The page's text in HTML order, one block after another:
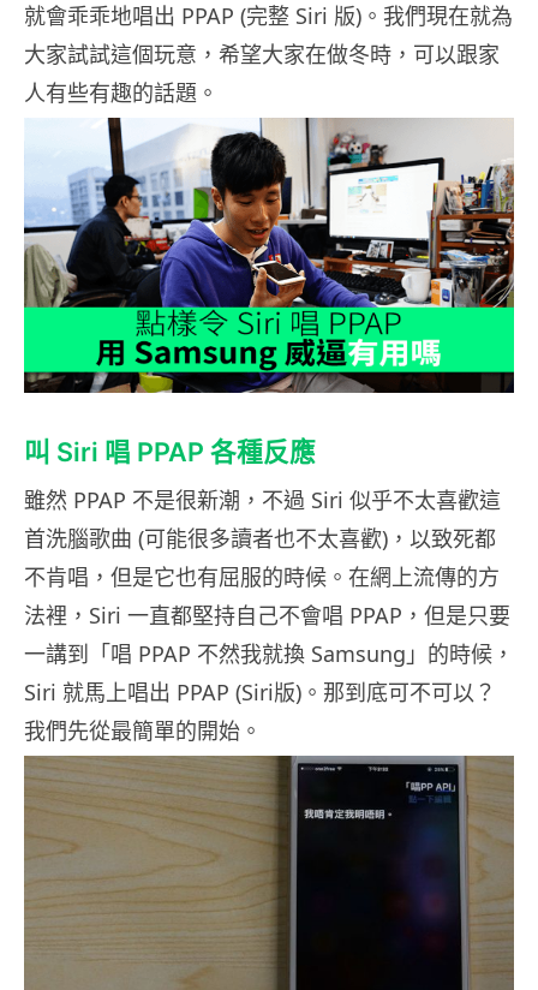
就會乖乖地唱出 PPAP (完整 Siri 版)。我們現在就為
大家試試這個玩意，希望大家在做冬時，可以跟家
人有些有趣的話題。
叫 Siri 唱 PPAP 各種反應
雖然 PPAP 不是很新潮，不過 Siri 似乎不太喜歡這
首洗腦歌曲 (可能很多讀者也不太喜歡)，以致死都
不肯唱，但是它也有屈服的時候。在網上流傳的方
法裡，Siri 一直都堅持自己不會唱 PPAP，但是只要
一講到「唱 PPAP 不然我就換 Samsung」的時候，
Siri 就馬上唱出 PPAP (Siri版)。那到底可不可以？
我們先從最簡單的開始。